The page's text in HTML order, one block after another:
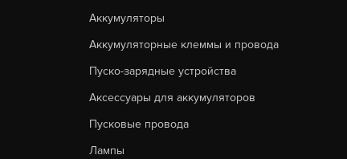
Аккумуляторы
Аккумуляторные клеммы и провода
Пуско-зарядные устройства
Аксессуары для аккумуляторов
Пусковые провода
Лампы